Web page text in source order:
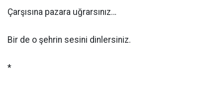
Çarşısına pazara uğrarsınız…
Bir de o şehrin sesini dinlersiniz.
*